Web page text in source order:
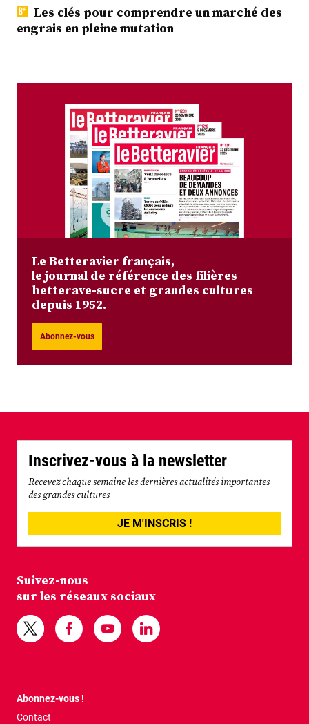
Les clés pour comprendre un marché des
engrais en pleine mutation
Le Betteravier français,
le journal de référence des filières
betterave-sucre et grandes cultures
depuis 1952.
Abonnez-vous
Inscrivez-vous à la newsletter
Recevez chaque semaine les dernières actualités importantes
des grandes cultures
JE M'INSCRIS !
Suivez-nous
sur les réseaux sociaux
Abonnez-vous !
Contact